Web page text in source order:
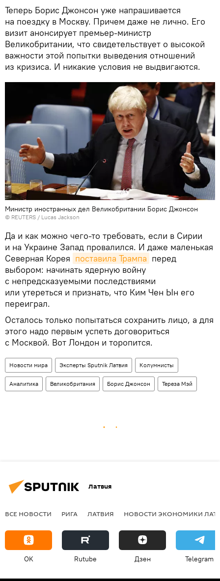
Теперь Борис Джонсон уже напрашивается
на поездку в Москву. Причем даже не лично. Его
визит анонсирует премьер-министр
Великобритании, что свидетельствует о высокой
важности этой попытки выведения отношений
из кризиса. И никакие условия не выдвигаются.
Министр иностранных дел Великобритании Борис Джонсон
© REUTERS / Lucas Jackson
Да и как можно чего-то требовать, если в Сирии
и на Украине Запад провалился. И даже маленькая
Северная Корея поставила Трампа перед
выбором: начинать ядерную войну
с непредсказуемыми последствиями
или утереться и признать, что Ким Чен Ын его
переиграл.
Осталось только попытаться сохранить лицо, а для
этого надо первым успеть договориться
с Москвой. Вот Лондон и торопится.
Новости мира Эксперты Sputnik Латвия Колумнисты
Аналитика Великобритания Борис Джонсон Тереза Мэй
Латвия
ВСЕ НОВОСТИ РИГА ЛАТВИЯ НОВОСТИ ЭКОНОМИКИ
OK Rutube Дзен Telegram